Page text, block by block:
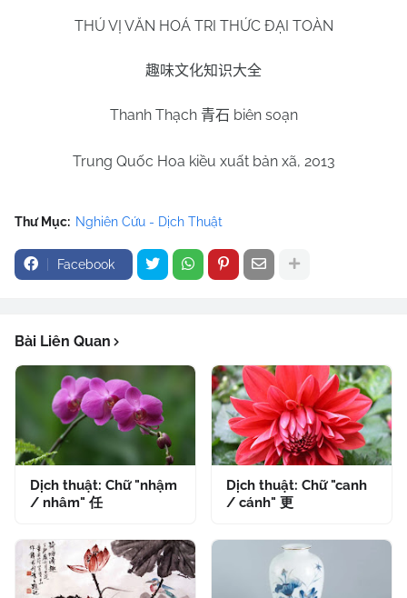
THÚ VỊ VĂN HOÁ TRI THỨC ĐẠI TOÀN
趣味文化知识大全
Thanh Thạch 青石 biên soạn
Trung Quốc Hoa kiều xuất bản xã, 2013
Thư Mục: Nghiên Cứu - Dịch Thuật
Facebook
Bài Liên Quan
Dịch thuật: Chữ "nhậm
/ nhâm" 任
Dịch thuật: Chữ "canh
/ cánh" 更